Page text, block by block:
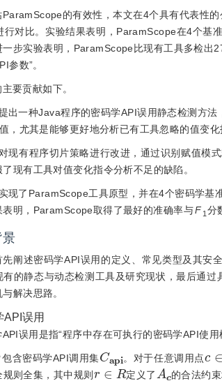
ParamScope的有效性，本文在4个具有代表性
行对比。实验结果表明，ParamScope在4个基
一步实验表明，ParamScope比现有工具多检出
参数”。
要贡献如下。
提出一种Java程序的密码学API误用静态检测方
，尤其是能够更好地分析已有工具忽略的值变化
对现有程序切片策略进行改进，通过识别赋值模
现有工具对值变化指令分析不足的缺陷。
实现了ParamScope工具原型，并在4个密码学
表明，ParamScope取得了最好的准确率与F 1 分
景
先阐述密码学API误用的定义、常见类型及其
有的静态与动态检测工具及研究现状，最后通
解决思路。
API误用
误用是指“程序中存在可执行的密码学API使用
包含密码学API调用集
Ca
。对于任意调用点
则全集，其中规则
r R
定义了
Ac
的合法约